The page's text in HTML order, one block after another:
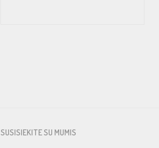
SUSISIEKITE SU MUMIS